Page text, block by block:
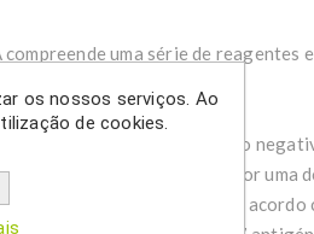
uma série de reagentes
de cadeia simples e sentido
do tipo A é responsável por uma
subtipos são designados de acordo
os nossos serviços. Ao
de cookies.